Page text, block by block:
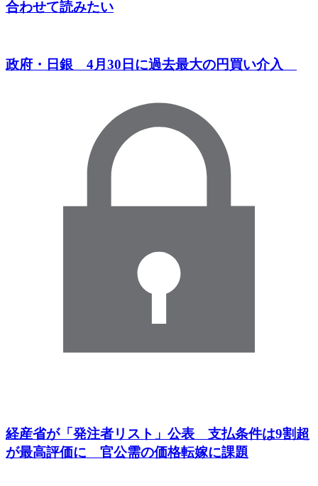
合わせて読みたい
政府・日銀 4月30日に過去最大の円買い介入
経産省が「発注者リスト」公表 支払条件は9割超
が最高評価に 官公需の価格転嫁に課題